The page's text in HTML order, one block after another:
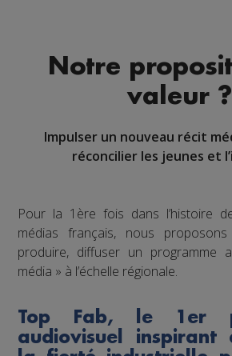
Notre
valeur ?
Impulser un nouveau récit
réconcilier les jeunes et
Pour la 1ère fois dans l’histoire
médias français, nous
produire, diffuser un programme
média » à l’échelle régionale.
Top Fab, le 1er
audiovisuel inspirant